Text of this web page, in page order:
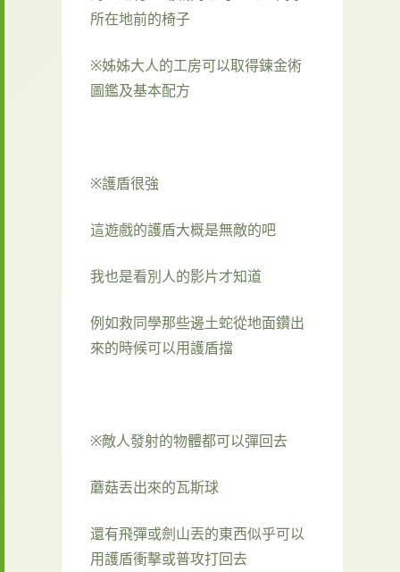
所在地前的椅子
※姊姊大人的工房可以取得鍊金術
圖鑑及基本配方
※護盾很強
這遊戲的護盾大概是無敵的吧
我也是看別人的影片才知道
例如救同學那些邊土蛇從地面鑽出
來的時候可以用護盾擋
※敵人發射的物體都可以彈回去
蘑菇丟出來的瓦斯球
還有飛彈或劍山丟的東西似乎可以
用護盾衝擊或普攻打回去